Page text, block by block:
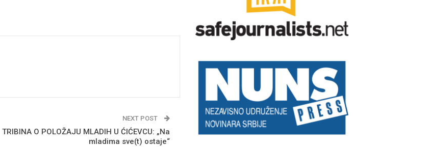
NEXT POST
TRIBINA O POLOŽAJU MLADIH U ĆIĆEVCU: „Na
mladima sve(t) ostaje“